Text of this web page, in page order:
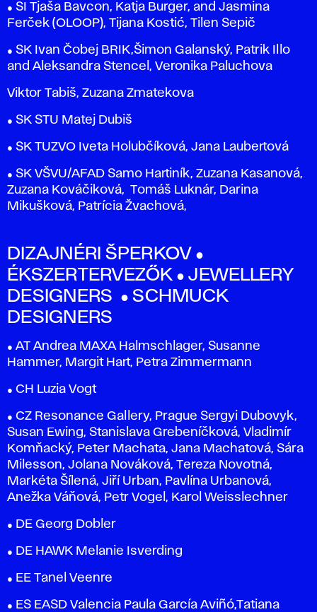
● SI Tjaša Bavcon, Katja Burger, and Jasmina
Ferček (OLOOP), Tijana Kostić, Tilen Sepič
● SK Ivan Čobej BRIK,Šimon Galanský, Patrik Illo
and Aleksandra Stencel, Veronika Paluchova
Viktor Tabiš, Zuzana Zmatekova
● SK STU Matej Dubiš
● SK TUZVO Iveta Holubčíková, Jana Laubertová
● SK VŠVU/AFAD Samo Hartiník, Zuzana Kasanová,
Zuzana Kováčiková, Tomáš Luknár, Darina
Mikušková, Patrícia Žvachová,
DIZAJNÉRI ŠPERKOV ●
ÉKSZERTERVEZŐK ● JEWELLERY
DESIGNERS ● SCHMUCK
DESIGNERS
● AT Andrea MAXA Halmschlager, Susanne
Hammer, Margit Hart, Petra Zimmermann
● CH Luzia Vogt
● CZ Resonance Gallery, Prague Sergyi Dubovyk,
Susan Ewing, Stanislava Grebeníčková, Vladimír
Komňacký, Peter Machata, Jana Machatová, Sára
Milesson, Jolana Nováková, Tereza Novotná,
Markéta Šílená, Jiří Urban, Pavlína Urbanová,
Anežka Váňová, Petr Vogel, Karol Weisslechner
● DE Georg Dobler
● DE HAWK Melanie Isverding
● EE Tanel Veenre
● ES EASD Valencia Paula García Aviñó,Tatiana